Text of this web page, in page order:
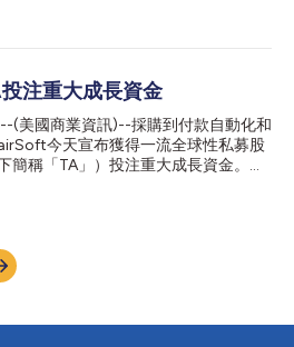
行產品創新。 AIRS Medical成立於
影像品質和工作流程效率。眾多醫療
AIRS Medical的技術來擴大影像能力
AIRS Medical為遍布超過40個國家
援，其人工智慧技術每年應用於超過
供應商不斷尋求透過完善現有基礎設
注重大成長資金
(美國商業資訊)--採購到付款自動化和
今天宣布獲得一流全球性私募股
簡稱「TA」）投注重大成長資金。這
組織簡化應付帳款、採購、付款和文
工智慧解決方案與包括Oracle、
Dynamics、Blackbaud和Sage
TA的投資，為PairSoft驚人的成長史